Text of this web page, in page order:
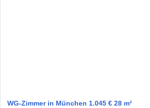
WG-Zimmer in München 1.045 € 28 m²